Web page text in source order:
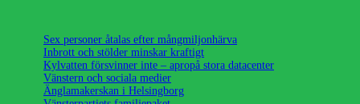
Sex personer åtalas efter mångmiljonhärva
Inbrott och stölder minskar kraftigt
Kylvatten försvinner inte – apropå stora datacenter
Vänstern och sociala medier
Änglamakerskan i Helsingborg